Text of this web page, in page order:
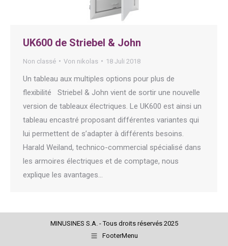
UK600 de Striebel & John
Non classé Von nikolas 18 Juli 2018
Un tableau aux multiples options pour plus de
flexibilité Striebel & John vient de sortir une nouvelle
version de tableaux électriques. Le UK600 est ainsi un
tableau encastré proposant différentes variantes qui
lui permettent de s’adapter à différents besoins.
Harald Weiland, technico-commercial spécialisé dans
les armoires électriques et de comptage, nous
explique les avantages…
MINUSINES S.A. - Tous droits réservés 2025
FooterMenu